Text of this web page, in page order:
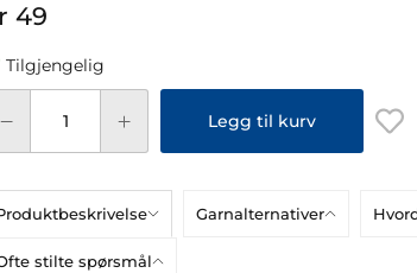
49
Tilgjengelig
Legg til kurv
Garnalternativer
stilte spørsmål